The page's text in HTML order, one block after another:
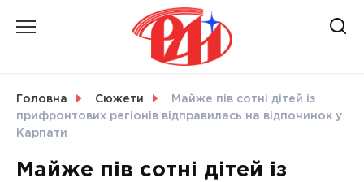
СВІТ
Головна Сюжети
Майже пів сотні дітей із
прифронтових регіонів відправилась на відпочинок у
Карпати
Майже пів сотні дітей із